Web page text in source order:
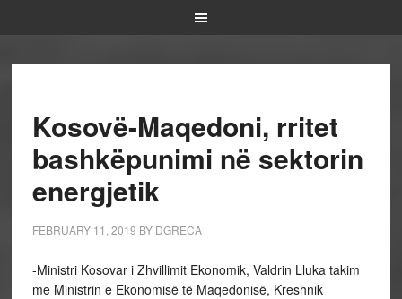
Kosovë-Maqedoni, rritet
bashkëpunimi në sektorin
energjetik
FEBRUARY 11, 2019 BY DGRECA
-Ministri Kosovar i Zhvillimit Ekonomik, Valdrin Lluka takim
me Ministrin e Ekonomisë të Maqedonisë, Kreshnik